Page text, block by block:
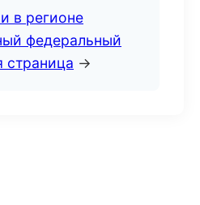
в регионе
федеральный
страница →